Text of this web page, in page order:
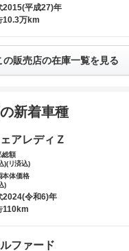
2015(平成27)年
10.3万km
の販売店の在庫一覧を見る
新着車種
アレディＺ
総額
)(リ済込)
本体価格
)
2024(令和6)年
110km
ファード